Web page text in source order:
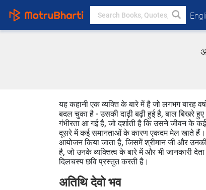
यह कहानी एक व्यक्ति के बारे में है जो लगभग बारह
बदल चुका है - उसकी दाढ़ी बढ़ी हुई है, बाल
गंभीरता आ गई है, जो दर्शाती है कि उसने जीवन के
दूसरे में कई समानताओं के कारण एकदम मेल खाते हैं।
आयोजन किया जाता है, जिसमें श्रीमान जी और
है, जो उनके व्यक्तित्व के बारे में और भी जानकारी
दिलचस्प छवि प्रस्तुत करती है।
अतिथि देवो भव